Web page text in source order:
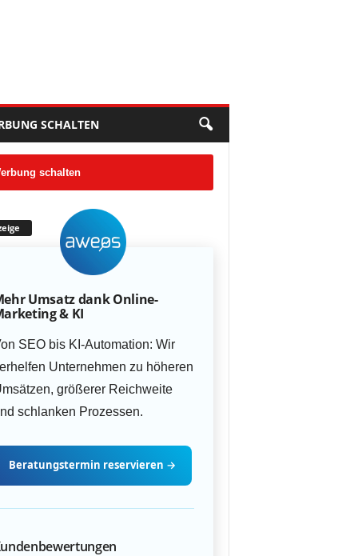
SCHALTEN
schalten
Umsatz dank Online-
& KI
SEO bis KI-Automation: Wir
Unternehmen zu höheren
größerer Reichweite
schlanken Prozessen.
Beratungstermin reservieren →